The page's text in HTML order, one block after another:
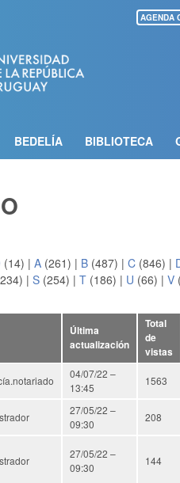
AGENDA
BEDELÍA BIBLIOTECA
(14) | A (261) | B (487) | C (846) |
| S (254) | T (186) | U (66) | V
Última
actualización
Total
de
vistas
04/07/22 –
13:45
1563
27/05/22 –
09:30
208
27/05/22 –
09:30
144